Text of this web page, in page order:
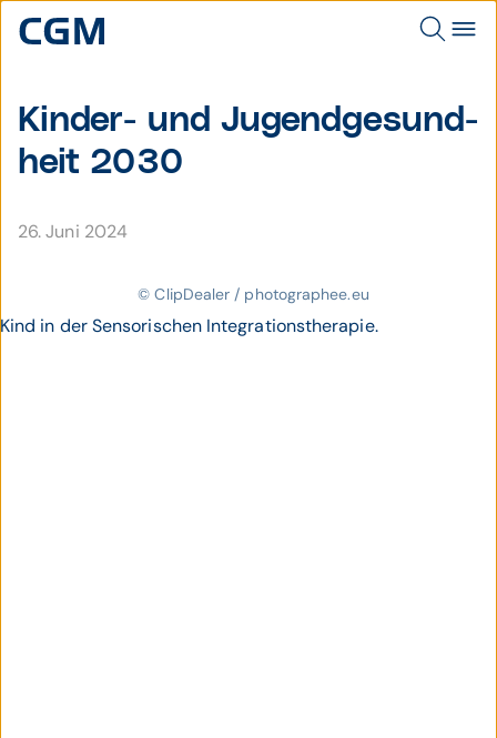
Kinder- und Jugend­gesund­
heit 2030
26. Juni 2024
© ClipDealer / photographee.eu
Kind in der Sensorischen Integrationstherapie.